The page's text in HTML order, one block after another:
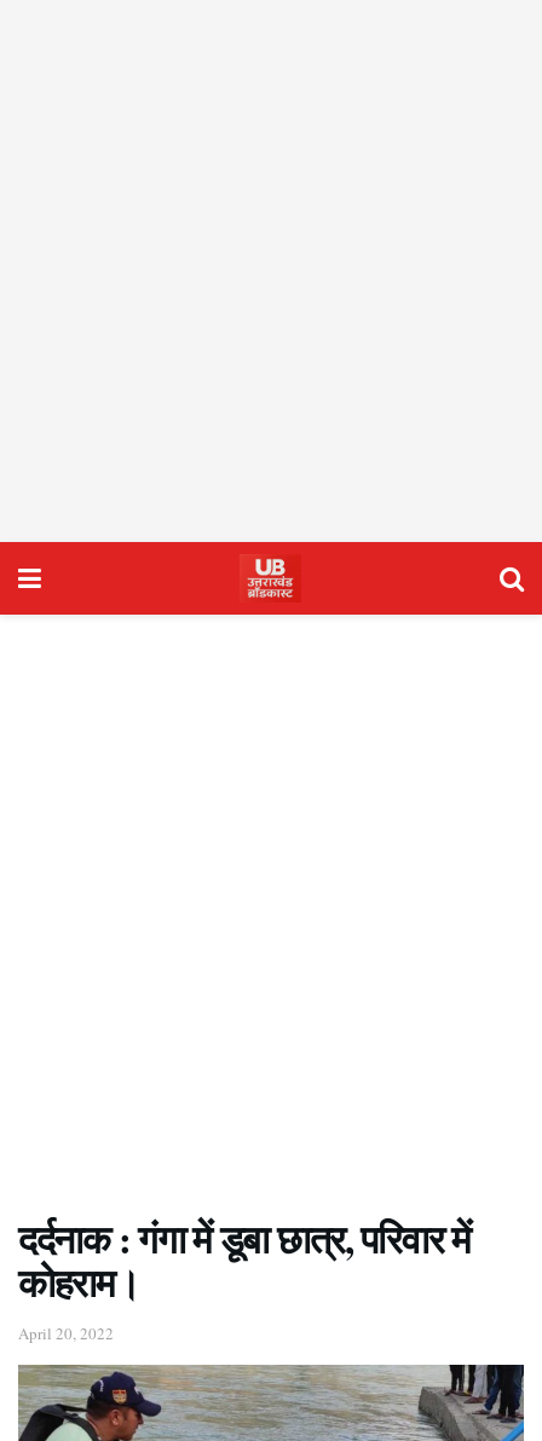
दर्दनाक : गंगा में डूबा छात्र, परिवार में
कोहराम।
April 20, 2022